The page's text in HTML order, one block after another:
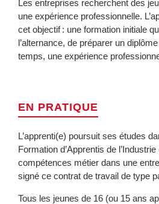
Les entreprises recherchent des
une expérience professionnelle.
cet objectif : une formation initiale
l’alternance, de préparer un
temps, une expérience
EN PRATIQUE
L’apprenti(e) poursuit ses études
Formation d’Apprentis de
compétences métier dans une
signé ce contrat de travail de type
Tous les jeunes de 16 (ou 15 ans